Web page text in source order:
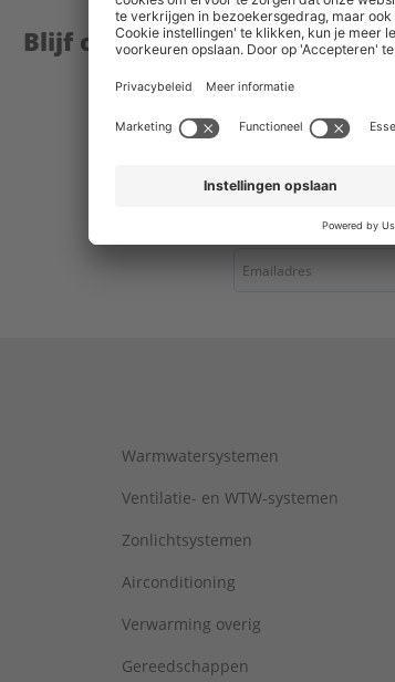
Blijf op de hoogte van
Warmwatersystemen
Ventilatie- en WTW-systemen
Zonlichtsystemen
Airconditioning
Verwarming overig
Gereedschappen